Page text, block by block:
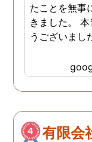
たことを無事
きました。
うございまし
有限会